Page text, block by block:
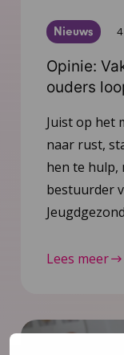
Nieuws
Opinie:
ouders
Juist op het
naar rust,
hen te hulp,
bestuurder
Lees meer